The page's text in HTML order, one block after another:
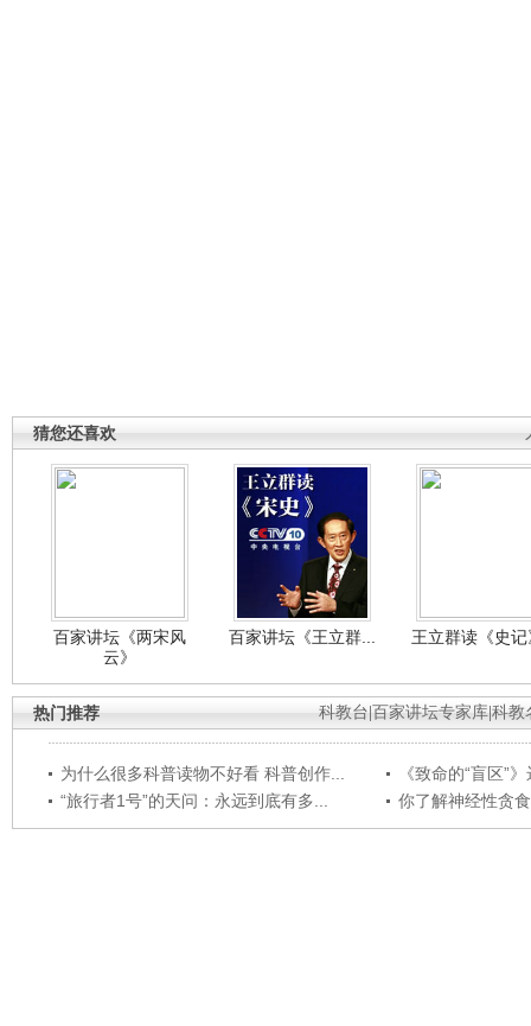
猜您还喜欢
百家讲坛《两宋风
云》
百家讲坛《王立群... 王立群读《史
科教台 百家讲坛专家库 科教
热门推荐
为什么很多科普读物不好看 科普创作...
《致命的“盲区”
“旅行者1号”的天问：永远到底有多...
你了解神经性贪